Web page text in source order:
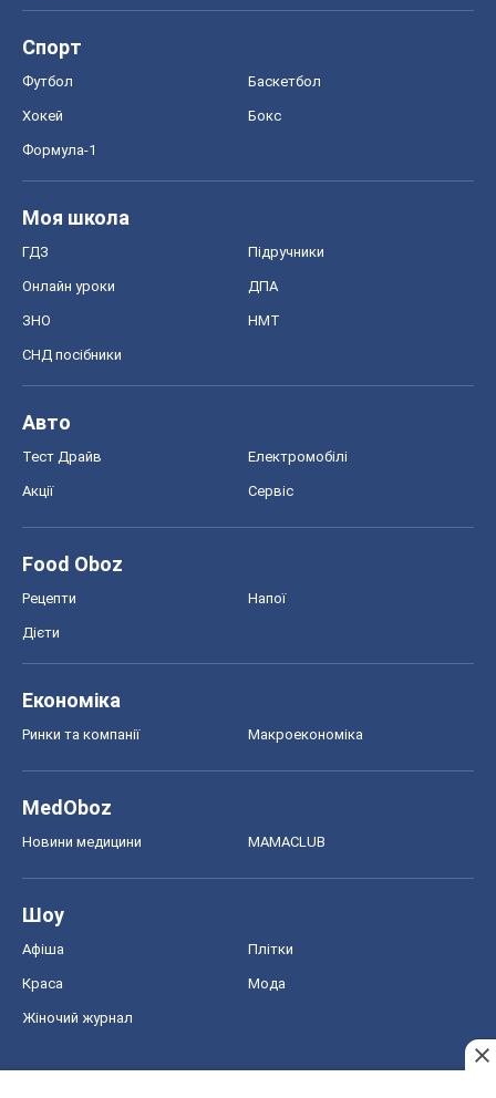
Спорт
Футбол Баскетбол
Хокей Бокс
Формула-1
Моя школа
ГДЗ Підручники
Онлайн уроки ДПА
ЗНО НМТ
СНД посібники
Авто
Тест Драйв Електромобілі
Акції Сервіс
Food Oboz
Рецепти Напої
Дієти
Економіка
Ринки та компанії Макроекономіка
MedOboz
Новини медицини MAMACLUB
Шоу
Афіша Плітки
Краса Мода
Жіночий журнал